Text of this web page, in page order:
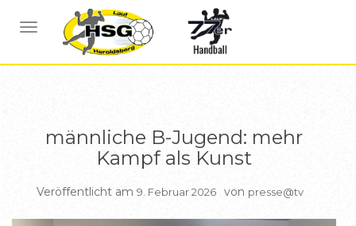
NAVIGATION UMSCHALTEN
BERICHTE B JUGEND
männliche B-Jugend: mehr
Kampf als Kunst
Veröffentlicht am 9. Februar 2026 von presse@tv